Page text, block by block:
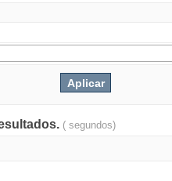
( segundos)